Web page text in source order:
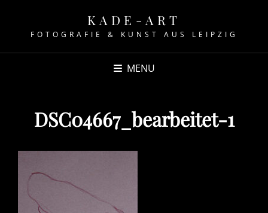
KADE-ART
FOTOGRAFIE & KUNST AUS LEIPZIG
MENU
DSC04667_bearbeitet-1